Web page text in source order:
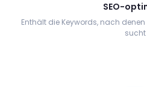
SEO-
Enthält die Keywords, nach
sucht